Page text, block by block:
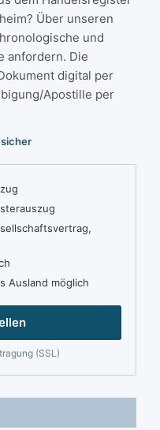
Über unseren
und
anfordern. Die
digital per
Apostille per
Ausland möglich
(SSL)